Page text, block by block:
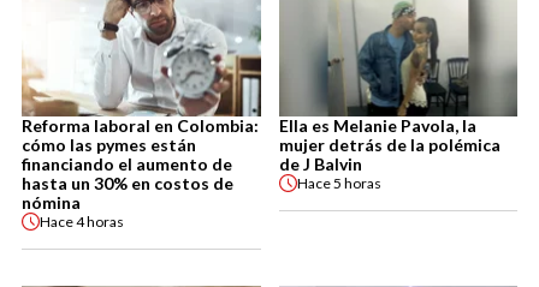
Reforma laboral en Colombia:
cómo las pymes están
financiando el aumento de
hasta un 30% en costos de
nómina
Hace4 horas
Ella es Melanie Pavola, la
mujer detrás de la polémica
de J Balvin
Hace5 horas